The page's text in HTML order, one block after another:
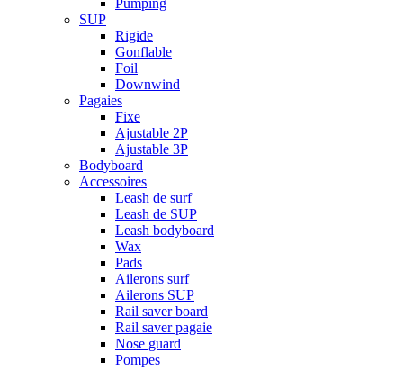
Pumping
SUP
Rigide
Gonflable
Foil
Downwind
Pagaies
Fixe
Ajustable 2P
Ajustable 3P
Bodyboard
Accessoires
Leash de surf
Leash de SUP
Leash bodyboard
Wax
Pads
Ailerons surf
Ailerons SUP
Rail saver board
Rail saver pagaie
Nose guard
Pompes